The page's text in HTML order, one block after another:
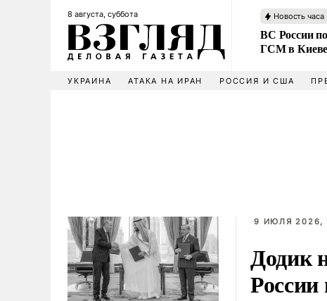
8 августа, суббота Новость часа
ВС России
ГСМ в Киеве
УКРАИНА АТАКА НА ИРАН РОССИЯ И США
9 ИЮЛЯ 2026,
Додик